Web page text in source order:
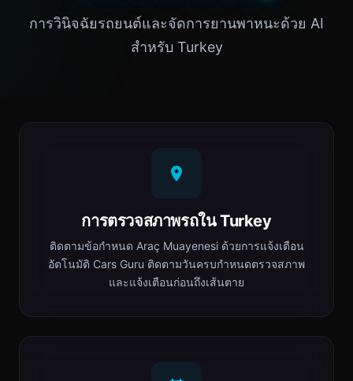
การวินิจฉัยรถยนต์และจัดการยานพาหนะด้วย AI
สำหรับ Turkey
การตรวจสภาพรถใน Turkey
ติดตามข้อกำหนด Araç Muayenesi ด้วยการแจ้งเตือน
อัตโนมัติ Cars Guru ติดตามวันครบกำหนดตรวจสภาพ
และแจ้งเตือนก่อนถึงเส้นตาย